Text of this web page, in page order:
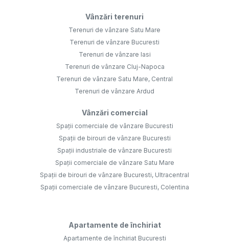
Vânzări terenuri
Terenuri de vânzare Satu Mare
Terenuri de vânzare Bucuresti
Terenuri de vânzare Iasi
Terenuri de vânzare Cluj-Napoca
Terenuri de vânzare Satu Mare, Central
Terenuri de vânzare Ardud
Vânzări comercial
Spații comerciale de vânzare Bucuresti
Spații de birouri de vânzare Bucuresti
Spații industriale de vânzare Bucuresti
Spații comerciale de vânzare Satu Mare
Spații de birouri de vânzare Bucuresti, Ultracentral
Spații comerciale de vânzare Bucuresti, Colentina
Apartamente de închiriat
Apartamente de închiriat Bucuresti